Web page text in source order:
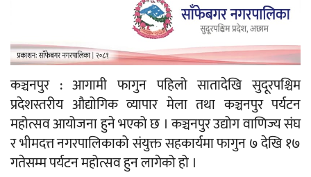
कञ्चनपुर : आगामी फागुन पहिलो सातादेखि सुदूरपश्चिम
प्रदेशस्तरीय औद्योगिक व्यापार मेला तथा कञ्चनपुर पर्यटन
महोत्सव आयोजना हुने भएको छ । कञ्चनपुर उद्योग वाणिज्य संघ
र भीमदत्त नगरपालिकाको संयुक्त सहकार्यमा फागुन ७ देखि १७
गतेसम्म पर्यटन महोत्सव हुन लागेको हो ।